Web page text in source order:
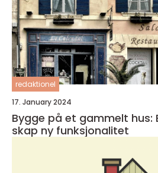
redaktionel
17. January 2024
Bygge på et gammelt hus:
skap ny funksjonalitet